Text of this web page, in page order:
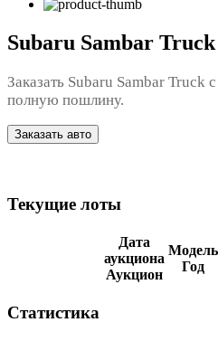
Subaru Sambar Truck
Заказать Subaru Sambar Truck
полную пошлину.
Заказать авто
Текущие лоты
Дата
аукциона
Аукцион
Модель
Год
Статистика